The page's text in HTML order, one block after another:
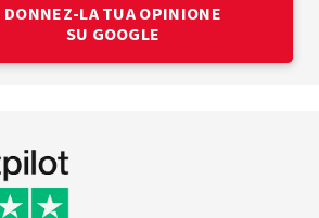
DONNEZ-LA TUA OPINIONE
SU GOOGLE